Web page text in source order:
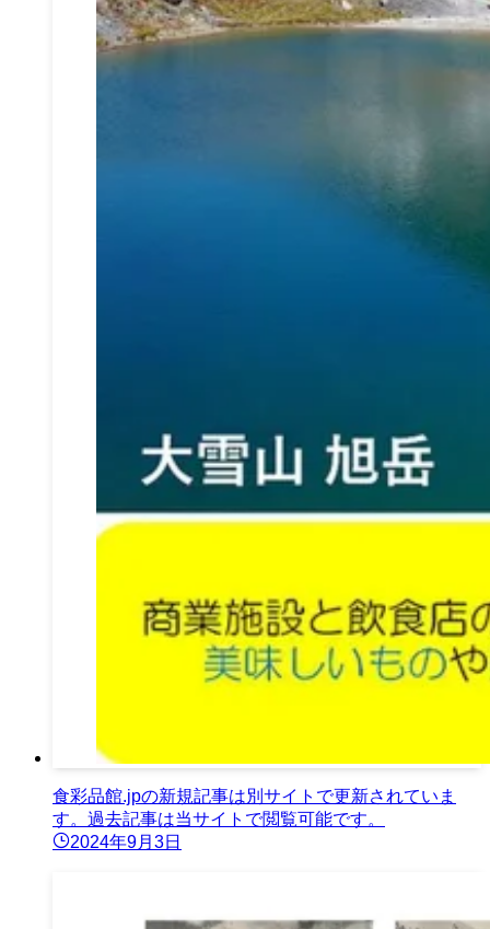
食彩品館.jpの新規記事は別サイトで更新されていま
す。過去記事は当サイトで閲覧可能です。
2024年9月3日